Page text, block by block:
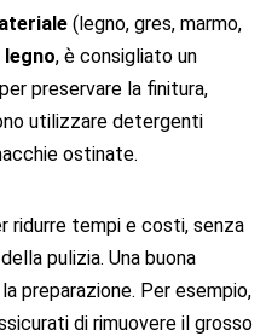
(legno, gres, marmo,
legno, è consigliato un
preservare la finitura,
utilizzare detergenti
ostinate.
ridurre tempi e costi, senza
pulizia. Una buona
preparazione. Per esempio,
di rimuovere il grosso